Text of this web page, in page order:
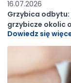
16.07.2026
Grzybica
grzybicze okolic
Dowiedz się